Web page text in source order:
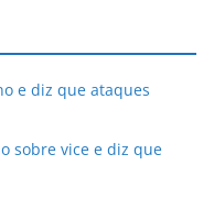
e diz que ataques
sobre vice e diz que